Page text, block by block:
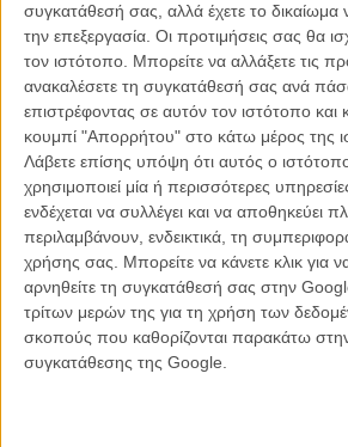
συγκατάθεσή σας, αλλά έχετε το δικαίωμα
την επεξεργασία. Οι προτιμήσεις σας θα
τον ιστότοπο. Μπορείτε να αλλάξετε τις
ανακαλέσετε τη συγκατάθεσή σας ανά
επιστρέφοντας σε αυτόν τον ιστότοπο και
κουμπί "Απορρήτου" στο κάτω μέρος της
Λάβετε επίσης υπόψη ότι αυτός ο
χρησιμοποιεί μία ή περισσότερες
ενδέχεται να συλλέγει και να αποθηκεύει
περιλαμβάνουν, ενδεικτικά, τη
χρήσης σας. Μπορείτε να κάνετε κλικ για
αρνηθείτε τη συγκατάθεσή σας στην
τρίτων μερών της για τη χρήση των
σκοπούς που καθορίζονται παρακάτω
συγκατάθεσης της Google.
Στο ενδιάμεσο, θα ξετυλίξει την άγνωστη
ενδιαφέρουσα πορεία που διένυσε το
50 χρόνια, από ελιτίστικο χόμπι για λίγους
σημερινό παγκόσμιο φαινόμενο. Και το
εξαιρετικά «φωτογενές» αρχειακό υλικό,
πληθώρα συνεντεύξεων με τους
και γνωριμία με τους σημαντικότερους
πρώτες γυναίκες που τόλμησαν να τρέξουν
αψηφώντας τους ανδροκρατούμενους
περιοδικό Spiridon, και από τους
αθλήματος έως τη γέννηση της Nike και την
του μαραθωνίου της Νέας Υόρκης.